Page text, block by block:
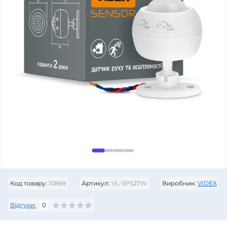
Код товару: 10869 Артикул: VL-SPS27W Виробник: VIDEX
Відгуки: 0